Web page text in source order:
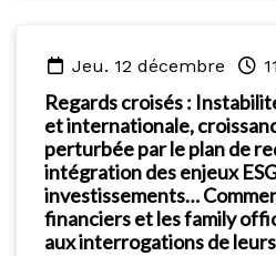
jeu. 12 décembre
Regards croisés :
et internationale,
perturbée par le plan de
intégration des enjeux
investissements…
financiers et les family
aux interrogations de